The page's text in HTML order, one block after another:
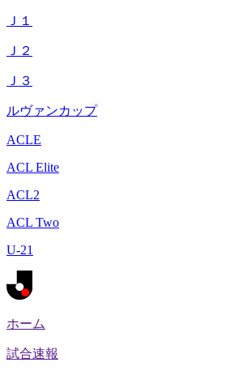
Ｊ１
Ｊ２
Ｊ３
ルヴァンカップ
ACLE
ACL Elite
ACL2
ACL Two
U-21
ホーム
試合速報